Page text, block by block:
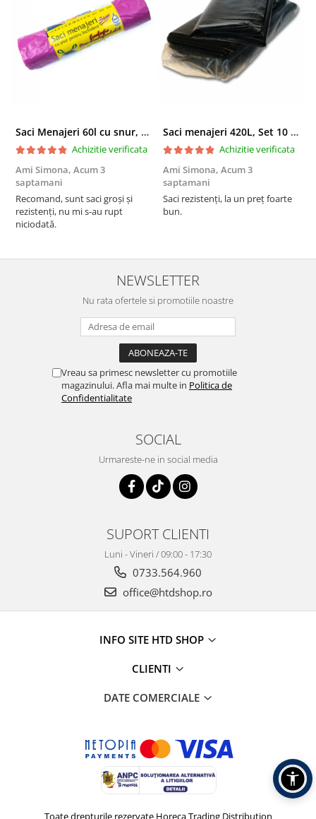
Saci Menajeri 60l cu snur, Roz, 10buc/rola
Achizitie verificata
Ami Simona, Acum 3
saptamani
Recomand, sunt saci groși și
rezistenți, nu mi s-au rupt
niciodată.
Saci menajeri 420L, Set 10 bucati
Achizitie verificata
Ami Simona, Acum 3
saptamani
Saci rezistenți, la un preț foarte
bun.
NEWSLETTER
Nu rata ofertele si promotiile noastre
Vreau sa primesc newsletter cu promotiile
magazinului. Afla mai multe in Politica de
Confidentialitate
SOCIAL
Urmareste-ne in social media
SUPORT CLIENTI
Luni - Vineri / 09:00 - 17:30
0733.564.960
office@htdshop.ro
INFO SITE HTD SHOP
CLIENTI
DATE COMERCIALE
Toate drepturile rezervate Horeca Trading Distribution